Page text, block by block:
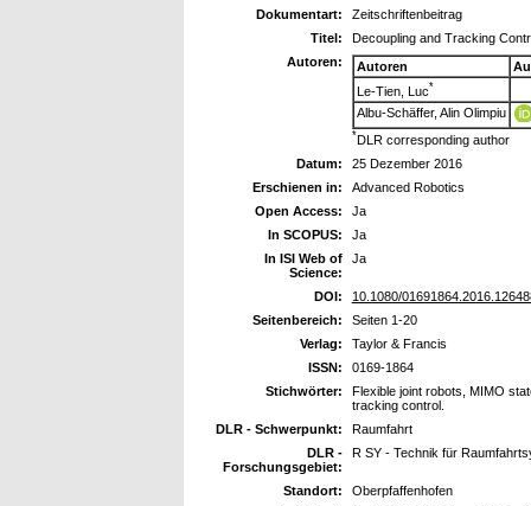
Dokumentart:
Zeitschriftenbeitrag
Titel:
Decoupling and Tracking
Autoren:
Autoren
Le-Tien, Luc*
Albu-Schäffer, Alin Olimpiu
*DLR corresponding author
Datum:
25 Dezember 2016
Erschienen in:
Advanced Robotics
Open Access:
Ja
In SCOPUS:
Ja
In ISI Web of
Science:
Ja
DOI:
10.1080/
Seitenbereich:
Seiten 1-20
Verlag:
Taylor & Francis
ISSN:
0169-1864
Stichwörter:
Flexible joint robots, MIMO
tracking control.
DLR - Schwerpunkt:
Raumfahrt
DLR -
Forschungsgebiet:
R SY - Technik für
Standort:
Oberpfaffenhofen